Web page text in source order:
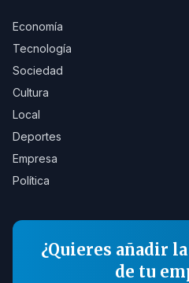
Economía
Tecnología
Sociedad
Cultura
Local
Deportes
Empresa
Política
¿Quieres añadir
de tu